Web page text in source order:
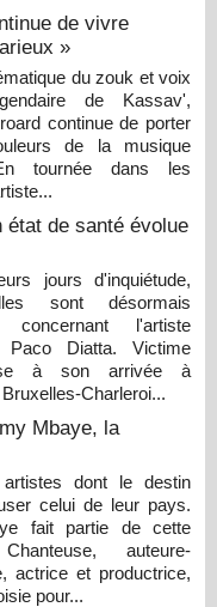
de vivre
»
du zouk et voix
de Kassav',
continue de porter
de la musique
tournée dans les
état de santé évolue
jours d'inquiétude,
sont désormais
concernant l'artiste
Paco Diatta. Victime
à son arrivée à
Charleroi...
Mbaye, la
dont le destin
celui de leur pays.
fait partie de cette
auteure-
actrice et productrice,
pour...